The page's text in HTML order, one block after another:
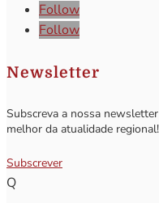
Follow
Follow
Newsletter
Subscreva a nossa
melhor da atualidade regional!
Subscrever
Q